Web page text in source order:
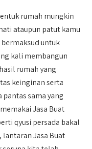
rumah mungkin
ataupun patut kamu
untuk
kali membangun
rumah yang
keinginan serta
sama yang
Jasa Buat
qyusi persada bakal
Jasa Buat